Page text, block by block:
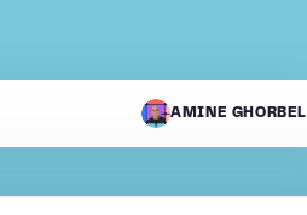
AMINE GHORBEL